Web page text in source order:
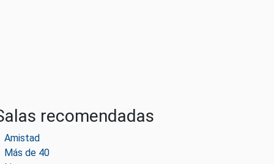
recomendadas
Amistad
Más de 40